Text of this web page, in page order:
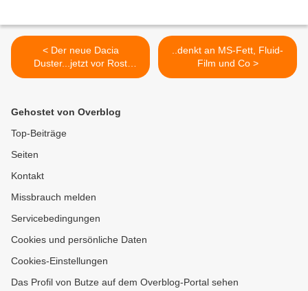
< Der neue Dacia
Duster...jetzt vor Rost
schützen!
..denkt an MS-Fett, Fluid-
Film und Co >
Gehostet von Overblog
Top-Beiträge
Seiten
Kontakt
Missbrauch melden
Servicebedingungen
Cookies und persönliche Daten
Cookies-Einstellungen
Das Profil von Butze auf dem Overblog-Portal sehen